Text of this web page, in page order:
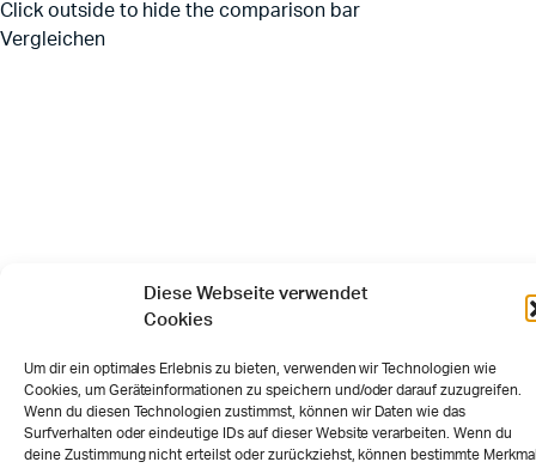
Diese Webseite verwendet
Cookies
Um dir ein optimales Erlebnis zu bieten, verwenden wir Technologien wie
Cookies, um Geräteinformationen zu speichern und/oder darauf zuzugreifen.
Wenn du diesen Technologien zustimmst, können wir Daten wie das
Surfverhalten oder eindeutige IDs auf dieser Website verarbeiten. Wenn du
deine Zustimmung nicht erteilst oder zurückziehst, können bestimmte
Click outside to hide the comparison bar
Vergleichen